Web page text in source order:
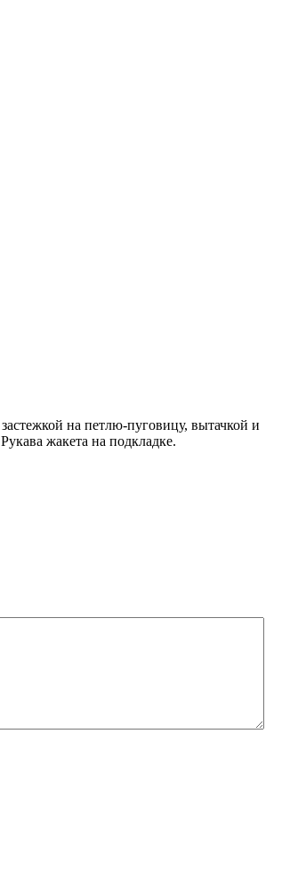
на петлю-пуговицу, вытачкой и
жакета на подкладке.